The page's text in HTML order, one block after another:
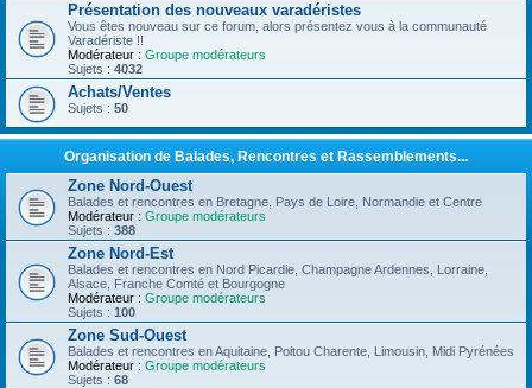
Présentation des nouveaux varadéristes
Vous êtes nouveau sur ce forum, alors présentez vous à la communauté
Varadériste !!
Modérateur : Groupe modérateurs
Sujets : 4032
Achats/Ventes
Sujets : 50
Organisation de Balades, Rencontres et Rassemblements...
Zone Nord-Ouest
Balades et rencontres en Bretagne, Pays de Loire, Normandie et Centre
Modérateur : Groupe modérateurs
Sujets : 388
Zone Nord-Est
Balades et rencontres en Nord Picardie, Champagne Ardennes, Lorraine,
Alsace, Franche Comté et Bourgogne
Modérateur : Groupe modérateurs
Sujets : 100
Zone Sud-Ouest
Balades et rencontres en Aquitaine, Poitou Charente, Limousin, Midi Pyrénées
Modérateur : Groupe modérateurs
Sujets : 68